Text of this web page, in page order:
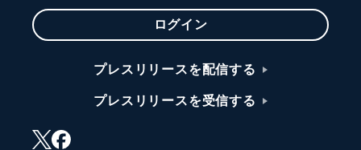
ログイン
プレスリリースを配信する
プレスリリースを受信する